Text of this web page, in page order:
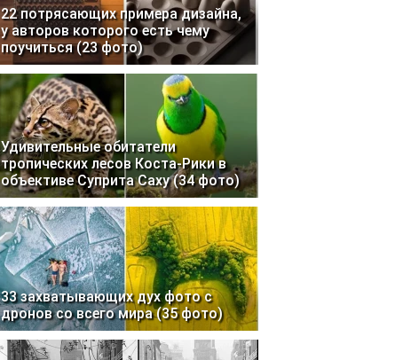
22 потрясающих примера дизайна,
у авторов которого есть чему
поучиться (23 фото)
Удивительные обитатели
тропических лесов Коста-Рики в
объективе Суприта Саху (34 фото)
33 захватывающих дух фото с
дронов со всего мира (35 фото)